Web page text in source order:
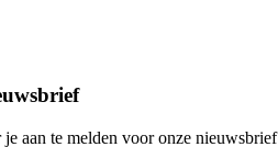
aan te melden voor onze nieuwsbrief